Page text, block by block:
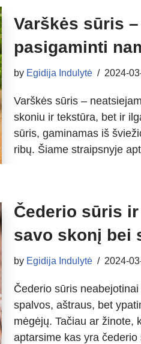
Varškės sūris
pasigaminti
by Egidija Indulytė 2024-
Varškės sūris –
skoniu ir tekstūra, bet ir
sūris, gaminamas iš
ribų. Šiame straipsnyje
Čederio sūris
savo skonį bei
by Egidija Indulytė 2024-
Čederio sūris
spalvos, aštraus, bet
mėgėjų. Tačiau ar žinote,
aptarsime kas yra